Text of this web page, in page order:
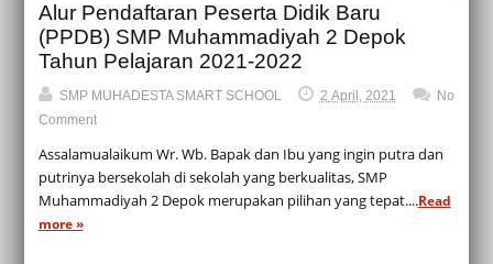
Alur Pendaftaran Peserta Didik Baru
(PPDB) SMP Muhammadiyah 2 Depok
Tahun Pelajaran 2021-2022
SMP MUHADESTA SMART SCHOOL 2 April, 2021
No
Comment
Assalamualaikum Wr. Wb. Bapak dan Ibu yang ingin putra dan
putrinya bersekolah di sekolah yang berkualitas, SMP
Muhammadiyah 2 Depok merupakan pilihan yang tepat....Read
more »